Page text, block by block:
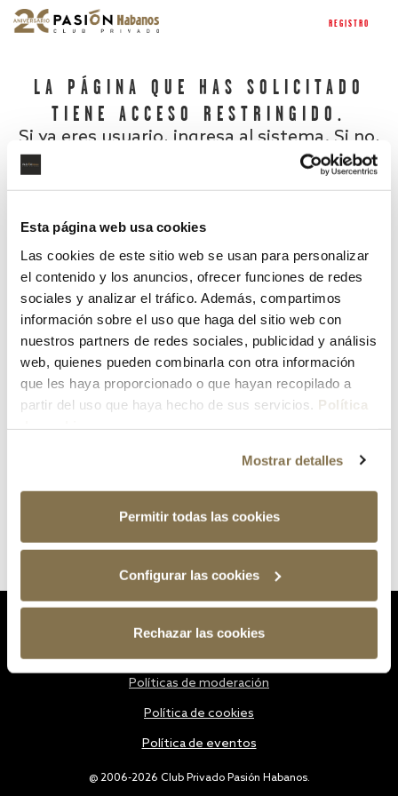
Esta página web usa cookies
Las cookies de este sitio web se usan para personalizar
el contenido y los anuncios, ofrecer funciones de redes
sociales y analizar el tráfico. Además, compartimos
información sobre el uso que haga del sitio web con
nuestros partners de redes sociales, publicidad y análisis
web, quienes pueden combinarla con otra información
que les haya proporcionado o que hayan recopilado a
partir del uso que haya hecho de sus servicios. Política
Mostrar detalles
Permitir todas las cookies
Configurar las cookies
Rechazar las cookies
REGISTRO
LA PÁGINA QUE HAS SOLICITADO
TIENE ACCESO RESTRINGIDO.
Si ya eres usuario, ingresa al sistema. Si no,
¿Has olvidado tu contraseña?
@ 2006-2026 Club Privado Pasión Habanos.
Políticas de moderación
Política de cookies
Política de eventos